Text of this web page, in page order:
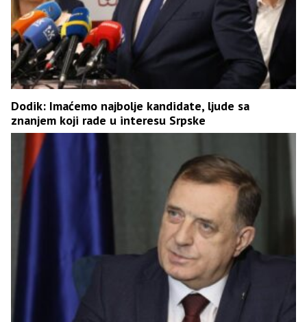
Dodik: Imaćemo najbolje kandidate, ljude sa
znanjem koji rade u interesu Srpske